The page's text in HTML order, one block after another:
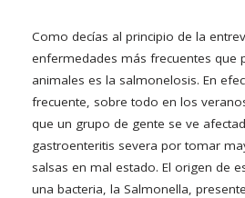
Como decías al principio de la
enfermedades más frecuentes que
animales es la salmonelosis. En
frecuente, sobre todo en los
que un grupo de gente se ve
gastroenteritis severa por tomar
salsas en mal estado. El origen de
una bacteria, la Salmonella,